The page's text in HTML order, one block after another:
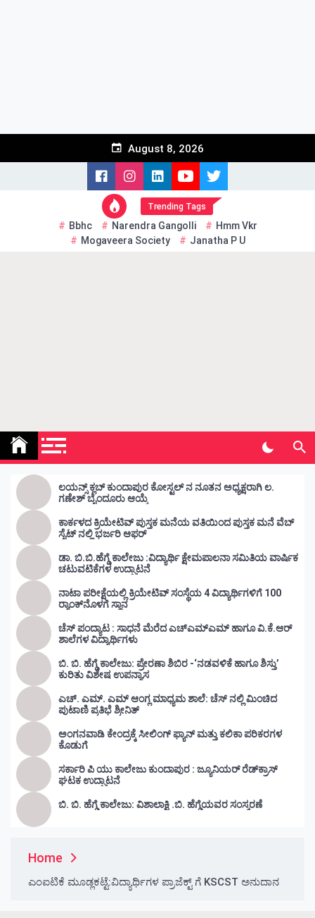
August 8, 2026
Trending Tags
Bbhc Narendra Gangolli
Hmm Vkr
Mogaveera Society
Janatha P U
Kunda Vahini – ಕುಂದ ವಾಹಿನಿ
ಲಯನ್ಸ್ ಕ್ಲಬ್ ಕುಂದಾಪುರ ಕೋಸ್ಟಲ್ ನ ನೂತನ ಅಧ್ಯಕ್ಷರಾಗಿ ಲ.
ಗಣೇಶ್ ಬೈಂದೂರು ಆಯ್ಕೆ
ಕಾರ್ಕಳದ ಕ್ರಿಯೇಟಿವ್ ಪುಸ್ತಕ ಮನೆಯ ವತಿಯಿಂದ ಪುಸ್ತಕ ಮನೆ ವೆಬ್
ಸೈಟ್ ನಲ್ಲಿ ಭರ್ಜರಿ ಆಫರ್
ಡಾ. ಬಿ.ಬಿ.ಹೆಗ್ಡೆ ಕಾಲೇಜು :ವಿದ್ಯಾರ್ಥಿ ಕ್ಷೇಮಪಾಲನಾ ಸಮಿತಿಯ ವಾರ್ಷಿಕ
ಚಟುವಟಿಕೆಗಳ ಉದ್ಘಾಟನೆ
ನಾಟಾ ಪರೀಕ್ಷೆಯಲ್ಲಿ ಕ್ರಿಯೇಟಿವ್ ಸಂಸ್ಥೆಯ 4 ವಿದ್ಯಾರ್ಥಿಗಳಿಗೆ 100
ರ‍್ಯಾಂಕ್‌ನೊಳಗೆ ಸ್ಥಾನ
ಚೆಸ್ ಪಂದ್ಯಾಟ : ಸಾಧನೆ ಮೆರೆದ ಎಚ್ಎಮ್ಎಮ್ ಹಾಗೂ ವಿ.ಕೆ.ಆರ್
ಶಾಲೆಗಳ ವಿದ್ಯಾರ್ಥಿಗಳು
ಬಿ. ಬಿ. ಹೆಗ್ಡೆ ಕಾಲೇಜು: ಪ್ರೇರಣಾ ಶಿಬಿರ -‘ನಡವಳಿಕೆ ಹಾಗೂ ಶಿಸ್ತು’
ಕುರಿತು ವಿಶೇಷ ಉಪನ್ಯಾಸ
ಎಚ್. ಎಮ್. ಎಮ್ ಆಂಗ್ಲ ಮಾಧ್ಯಮ ಶಾಲೆ: ಚೆಸ್ ನಲ್ಲಿ ಮಿಂಚಿದ
ಪುಟಾಣಿ ಪ್ರತಿಭೆ ಶ್ರೀನಿತ್
ಅಂಗನವಾಡಿ ಕೇಂದ್ರಕ್ಕೆ ಸೀಲಿಂಗ್ ಫ್ಯಾನ್ ಮತ್ತು ಕಲಿಕಾ ಪರಿಕರಗಳ
ಕೊಡುಗೆ
ಸರ್ಕಾರಿ ಪಿ ಯು ಕಾಲೇಜು ಕುಂದಾಪುರ : ಜ್ಯೂನಿಯರ್‌ ರೆಡ್‌ಕ್ರಾಸ್‌
ಘಟಕ ಉದ್ಘಾಟನೆ
ಬಿ. ಬಿ. ಹೆಗ್ಡೆ ಕಾಲೇಜು: ವಿಶಾಲಾಕ್ಷಿ .ಬಿ. ಹೆಗ್ಡೆಯವರ ಸಂಸ್ಮರಣೆ
Home
ಎಂಐಟಿಕೆ ಮೂಡ್ಲಕಟ್ಟೆ:ವಿದ್ಯಾರ್ಥಿಗಳ ಪ್ರಾಜೆಕ್ಟ್ ಗೆ KSCST ಅನುದಾನ